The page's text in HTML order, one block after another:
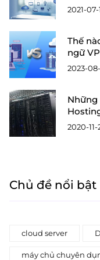
2021-07-
Thế
ngữ
2023-
Những
2020-
Chủ đề nổi bật
cloud server
máy chủ chuyên